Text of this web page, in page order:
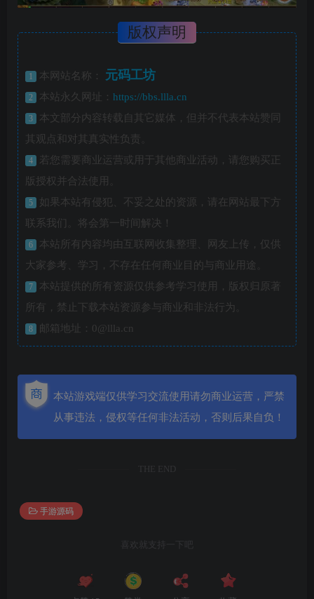
版权声明
1 本网站名称： 元码工坊
2 本站永久网址： https://bbs.llla.cn
3
本文部分内容转载自其它媒体，但并不代表本站赞同
其观点和对其真实性负责。
4
若您需要商业运营或用于其他商业活动，请您购买正
版授权并合法使用。
5
如果本站有侵犯、不妥之处的资源，请在网站最下方
联系我们。将会第一时间解决！
6
本站所有内容均由互联网收集整理、网友上传，仅供
大家参考、学习，不存在任何商业目的与商业用途。
7
本站提供的所有资源仅供参考学习使用，版权归原著
所有，禁止下载本站资源参与商业和非法行为。
8 邮箱地址：0@llla.cn
本站游戏端仅供学习交流使用请勿商业运营，严禁
从事违法，侵权等任何非法活动，否则后果自负！
THE END
手游源码
喜欢就支持一下吧